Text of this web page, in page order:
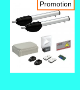
Promotion